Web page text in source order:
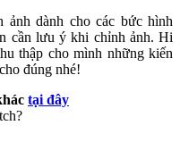
ảnh dành cho các bức hình
cần lưu ý khi chỉnh ảnh. Hi
thập cho mình những kiến
đúng nhé!
tại đây